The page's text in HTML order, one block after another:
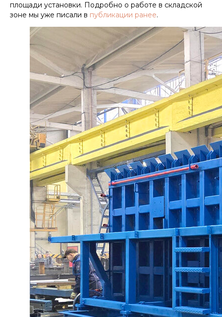
площади установки. Подробно о работе в складской
зоне мы уже писали в публикации ранее.